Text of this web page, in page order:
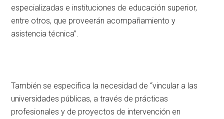
especializadas e instituciones de educación superior,
entre otros, que proveerán acompañamiento y
asistencia técnica”.
También se especifica la necesidad de “vincular a las
universidades públicas, a través de prácticas
profesionales y de proyectos de intervención en